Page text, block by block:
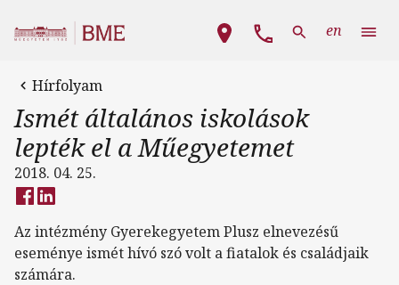
Fő navigáció
en
Hírfolyam
Ismét általános iskolások
lepték el a Műegyetemet
2018. 04. 25.
Az intézmény Gyerekegyetem Plusz elnevezésű
eseménye ismét hívó szó volt a fiatalok és családjaik
számára.